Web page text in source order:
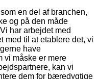
en del af branchen,
og på den måde
har arbejdet med
til at etablere det, vi
have
vi måske er mere
kan vi
dem for bæredygtige